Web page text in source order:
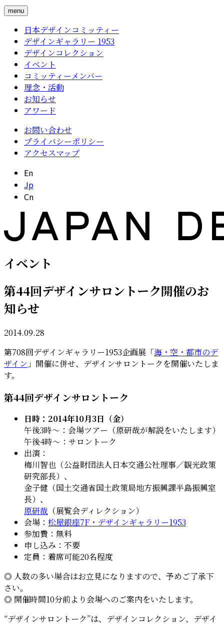
menu
日本デザインコミッティー
デザインギャラリー 1953
デザインコレクション
イベント
コミッティーメンバー
理念・活動
お知らせ
アワード
お問い合わせ
プライバシーポリシー
アクセスマップ
En
Jp
Cn
イベント
第44回デザインサロントーク開催のお
知らせ
2014.09.28
第708回デザインギャラリー1953企画展「海・空・都市のデ
ザイン 」開催に併せ、デザインサロントークを開催いたしま
す。
第44回デザインサロントーク
日時：2014年10月3日（金）
午後3時〜：会場ツアー（原研哉が解説をいたします）
午後4時〜：サロントーク
出演：
梅川智也（公益財団法人日本交通公社理事／観光政策
研究部長）、
金子健（国土交通省国土政策局地方振興課半島振興室
長）、
原研哉 （展覧会ディレクション）
会場： 松屋銀座7F・デザインギャラリー1953
参加費：無料
申し込み：不要
定員：着席可能20名程度
◎ 人数の多い場合はお立見になりますので、予めご了承下
さい。
◎ 開催時間10分前より会場へのご案内をいたします。
“デザインサロントーク”は、デザインコレクション、デザイ